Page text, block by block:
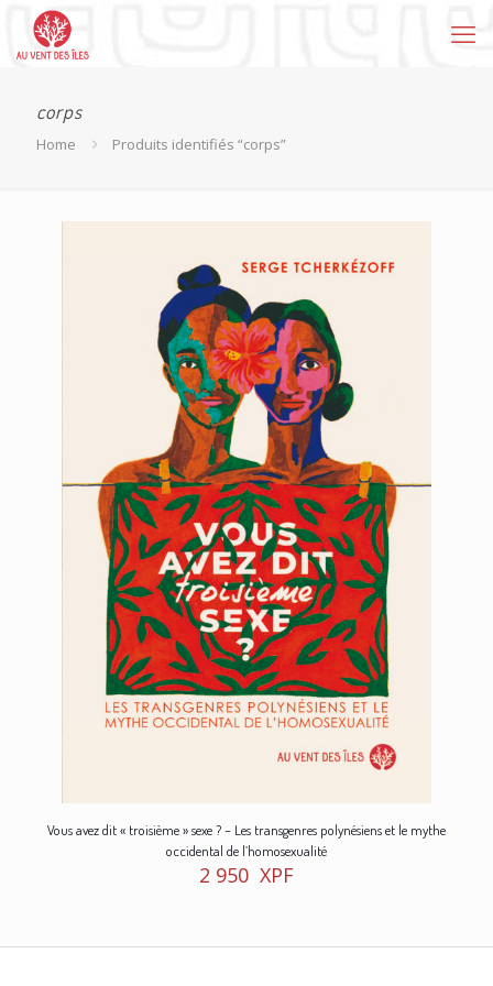
corps
Home Produits identifiés “corps”
Vous avez dit « troisième » sexe ? – Les transgenres polynésiens et le mythe
occidental de l’homosexualité
2 950 XPF